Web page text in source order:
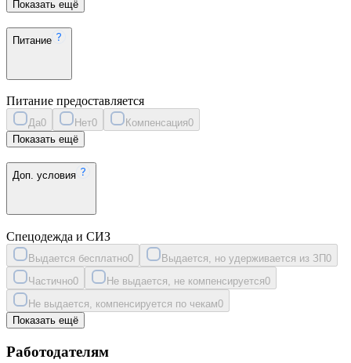
Показать ещё
Питание
Питание предоставляется
Да0 Нет0 Компенсация0
Показать ещё
Доп. условия
Спецодежда и СИЗ
Выдается бесплатно0 Выдается, но удерживается из ЗП0
Частично0 Не выдается, не компенсируется0
Не выдается, компенсируется по чекам0
Показать ещё
Работодателям